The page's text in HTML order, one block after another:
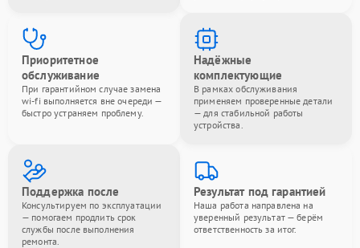
Приоритетное
обслуживание
При гарантийном случае замена
wi-fi выполняется вне очереди —
быстро устраняем проблему.
Надёжные
комплектующие
В рамках обслуживания
применяем проверенные детали
— для стабильной работы
устройства.
Поддержка после
Консультируем по эксплуатации
— помогаем продлить срок
службы после выполнения
ремонта.
Результат под гарантией
Наша работа направлена на
уверенный результат — берём
ответственность за итог.